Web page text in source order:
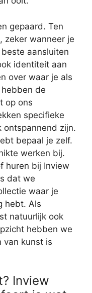
gepaard. Ten
zeker wanneer je
aansluiten
identiteit aan
over waar je als
de
op ons
specifieke
ontspannend zijn.
bepaal je zelf.
werken bij.
huren bij Inview
dat we
waar je
hebt. Als
natuurlijk ook
hebben we
van kunst is
Inview